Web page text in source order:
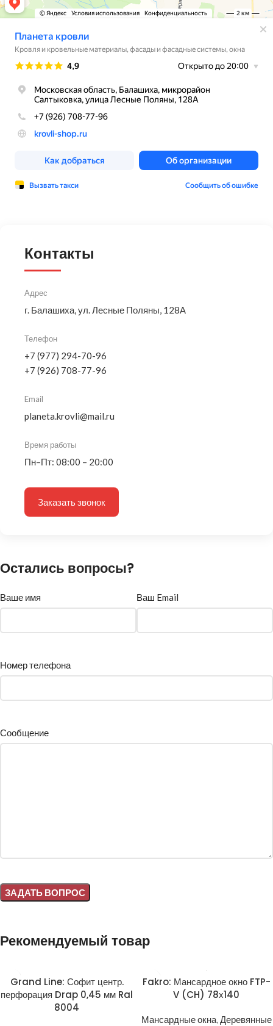
Контакты
Адрес
г. Балашиха, ул. Лесные Поляны, 128А
Телефон
+7 (977) 294-70-96
+7 (926) 708-77-96
Email
planeta.krovli@mail.ru
Время работы
Пн–Пт: 08:00 – 20:00
Заказать звонок
Остались вопросы?
Ваше имя Ваш Email
Номер телефона
Сообщение
Рекомендуемый товар
Grand Line: Софит центр.
перфорация Drap 0,45 мм Ral
8004
Fakro: Мансардное окно FTP-
V (CH) 78х140
Мансардные окна,Деревянные